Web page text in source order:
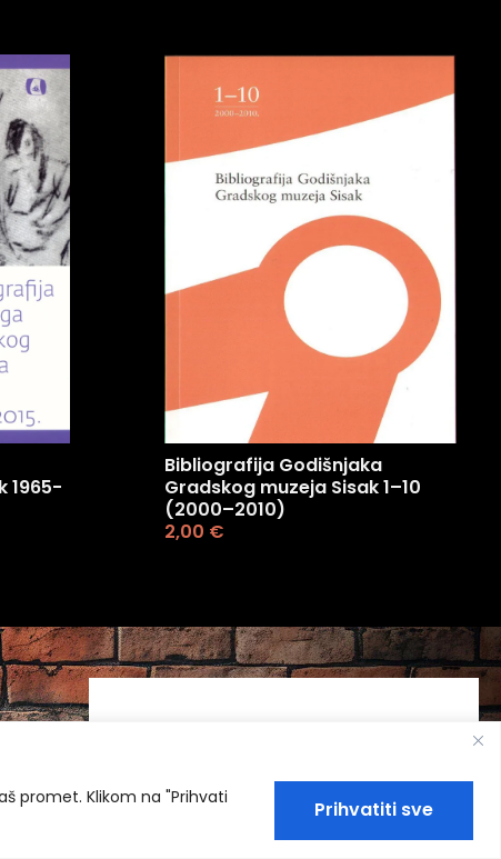
promet. Klikom na "Prihvati
Prihvatiti sve
1965-
Bibliografija Godišnjaka
Gradskog muzeja Sisak 1–10
(2000–2010)
2,00 €